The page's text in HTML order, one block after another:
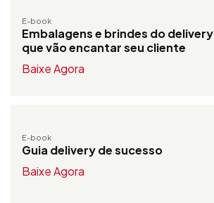
E-book
Embalagens e brindes do delivery
que vão encantar seu cliente
Baixe Agora
E-book
Guia delivery de sucesso
Baixe Agora